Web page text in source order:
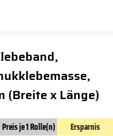
(Breite x Länge)
Preis je 1 Rolle(n)
Ersparnis